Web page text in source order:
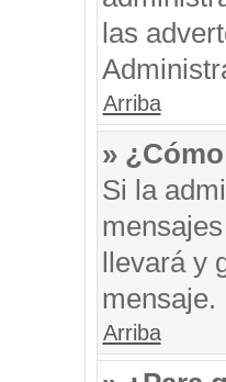
las
Arriba
»
Si la
llevará y
mensaje.
Arriba